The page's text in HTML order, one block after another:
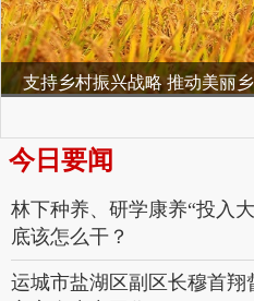
支持乡村振兴战略 推动美丽
今日要闻
林下种养、研学康养“投入
底该怎么干？
运城市盐湖区副区长穆首翔